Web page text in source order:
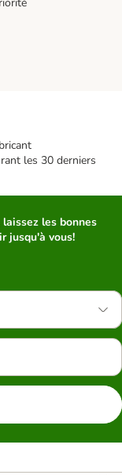
les 30 derniers
les bonnes
jusqu'à vous!